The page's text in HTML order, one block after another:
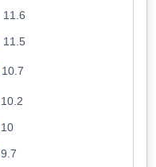
11.6
11.5
10.7
10.2
10
9.7